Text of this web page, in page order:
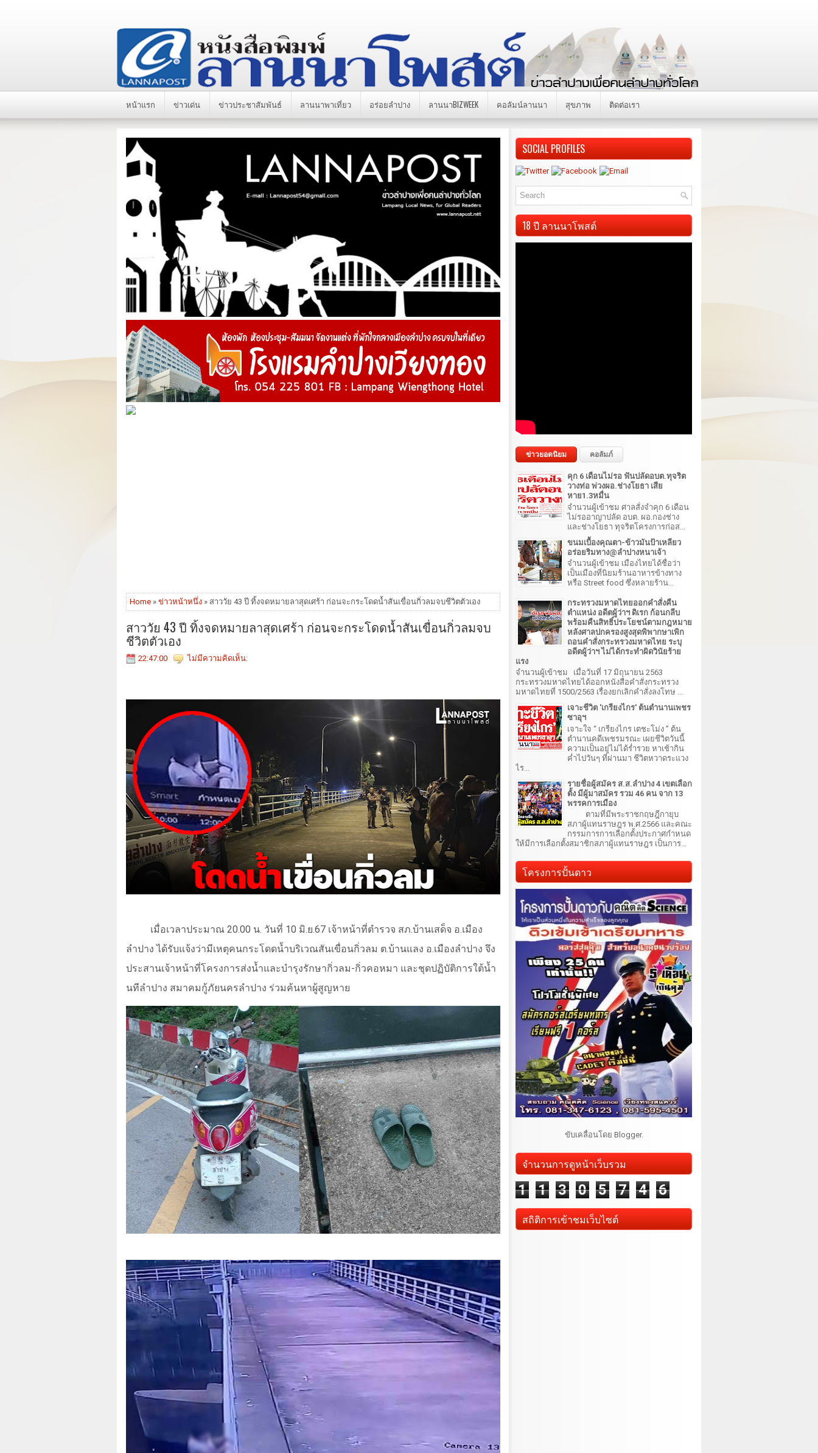
หน้าแรก ข่าวเด่น ข่าวประชาสัมพันธ์ ลานนาพาเที่ยว อร่อยลำปาง ลานนาBIZWEEK คอลัมน์ลานนา สุขภาพ ติดต่อเรา
Home » ข่าวหน้าหนึ่ง » สาววัย 43 ปี ทิ้งจดหมายลาสุดเศร้า ก่อนจะกระโดดน้ำสันเขื่อนกิ่วลมจบชีวิตตัวเอง
สาววัย 43 ปี ทิ้งจดหมายลาสุดเศร้า ก่อนจะกระโดดน้ำสันเขื่อนกิ่วลมจบ
ชีวิตตัวเอง
22:47:00 ไม่มีความคิดเห็น:
เมื่อเวลาประมาณ 20.00 น. วันที่ 10 มิ.ย.67 เจ้าหน้าที่ตำรวจ สภ.บ้านเสด็จ อ.เมือง
ลำปาง ได้รับแจ้งว่ามีเหตุคนกระโดดน้ำบริเวณสันเขื่อนกิ่วลม ต.บ้านแลง อ.เมืองลำปาง จึง
ประสานเจ้าหน้าที่โครงการส่งน้ำและบำรุงรักษากิ่วลม-กิ่วคอหมา และชุดปฏิบัติการใต้น้ำ
นทีลำปาง สมาคมกู้ภัยนครลำปาง ร่วมค้นหาผู้สูญหาย
SOCIAL PROFILES
18 ปี ลานนาโพสต์
ข่าวยอดนิยม คอลัมภ์
คุก 6 เดือนไม่รอ ฟันปลัดอบต.ทุจริต
วางท่อ พ่วงผอ.ช่างโยธา เสีย
หาย1.3หมื่น
จำนวนผู้เข้าชม ศาลสั่งจำคุก 6 เดือน
ไม่รออาญาปลัด อบต. ผอ.กองช่าง
และช่างโยธา ทุจริตโครงการก่อส...
ขนมเบื้องคุณตา-ข้าวมันป้าเหลียว
อร่อยริมทาง@ลำปางหนาเจ้า
จำนวนผู้เข้าชม เมืองไทยได้ชื่อว่า
เป็นเมืองที่นิยมร้านอาหารข้างทาง
หรือ Street food ซึ่งหลายร้าน...
กระทรวงมหาดไทยออกคำสั่งคืน
ตำแหน่ง อดีตผู้ว่าฯ ดิเรก ก้อนกลีบ
พร้อมคืนสิทธิ์ประโยชน์ตามกฎหมาย
หลังศาลปกครองสูงสุดพิพากษาเพิก
ถอนคำสั่งกระทรวงมหาดไทย ระบุ
อดีตผู้ว่าฯ ไม่ได้กระทำผิดวินัยร้าย
แรง
จำนวนผู้เข้าชม เมื่อวันที่ 17 มิถุนายน 2563
กระทรวงมหาดไทยได้ออกหนังสือคำสั่งกระทรวง
มหาดไทยที่ 1500/2563 เรื่องยกเลิกคำสั่งลงโทษ ...
เจาะชีวิต 'เกรียงไกร' ต้นตำนานเพชร
ซาอุฯ
เจาะใจ “ เกรียงไกร เตชะโม่ง ” ต้น
ตำนานคดีเพชรมรณะ เผยชีวิตวันนี้
ความเป็นอยู่ไม่ได้ร่ำรวย หาเช้ากิน
ค่ำไปวันๆ ที่ผ่านมา ชีวิตหวาดระแวง
ไร...
รายชื่อผู้สมัคร ส.ส.ลำปาง 4 เขตเลือก
ตั้ง มีผู้มาสมัคร รวม 46 คน จาก 13
พรรคการเมือง
ตามที่มีพระราชกฤษฎีกายุบ
สภาผู้แทนราษฎร พ.ศ.2566 และคณะ
กรรมการการเลือกตั้งประกาศกำหนด
ให้มีการเลือกตั้งสมาชิกสภาผู้แทนราษฎร เป็นการ...
โครงการปั้นดาว
ขับเคลื่อนโดย Blogger.
จำนวนการดูหน้าเว็บรวม
1 1 3 0 5 7 4 6
สถิติการเข้าชมเว็บไซต์